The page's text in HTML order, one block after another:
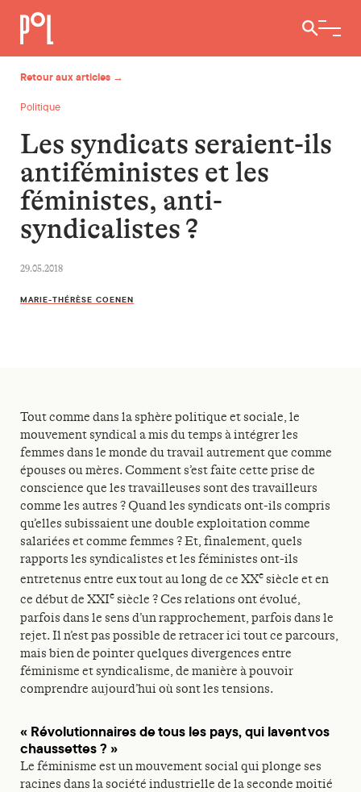
Ouvrir /
Retour aux articles →
Politique
Les syndicats seraient-ils
antiféministes et les
féministes, anti-
syndicalistes ?
29.05.2018
MARIE-THÉRÈSE COENEN
Tout comme dans la sphère politique et sociale, le
mouvement syndical a mis du temps à intégrer les
femmes dans le monde du travail autrement que comme
épouses ou mères. Comment s’est faite cette prise de
conscience que les travailleuses sont des travailleurs
comme les autres ? Quand les syndicats ont-ils compris
qu’elles subissaient une double exploitation comme
salariées et comme femmes ? Et, finalement, quels
rapports les syndicalistes et les féministes ont-ils
entretenus entre eux tout au long de ce XXe siècle et en
ce début de XXIe siècle ? Ces relations ont évolué,
parfois dans le sens d’un rapprochement, parfois dans le
rejet. Il n’est pas possible de retracer ici tout ce parcours,
mais bien de pointer quelques divergences entre
féminisme et syndicalisme, de manière à pouvoir
comprendre aujourd’hui où sont les tensions.
« Révolutionnaires de tous les pays, qui lavent vos
chaussettes ? »
Le féminisme est un mouvement social qui plonge ses
racines dans la société industrielle de la seconde moitié